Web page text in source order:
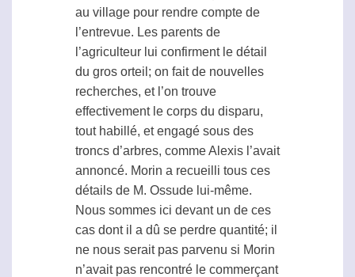
au village pour rendre compte de
l’entrevue. Les parents de
l’agriculteur lui confirment le détail
du gros orteil; on fait de nouvelles
recherches, et l’on trouve
effectivement le corps du disparu,
tout habillé, et engagé sous des
troncs d’arbres, comme Alexis l’avait
annoncé. Morin a recueilli tous ces
détails de M. Ossude lui-même.
Nous sommes ici devant un de ces
cas dont il a dû se perdre quantité; il
ne nous serait pas parvenu si Morin
n’avait pas rencontré le commerçant